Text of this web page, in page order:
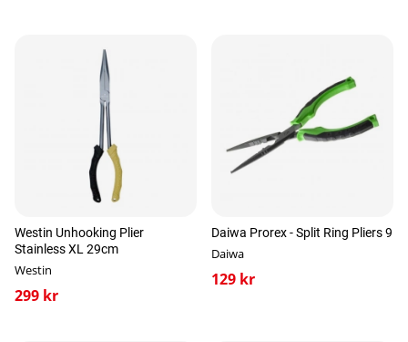
Westin Unhooking Plier
Stainless XL 29cm
Westin
299 kr
Daiwa Prorex - Split Ring Pliers 9
Daiwa
129 kr